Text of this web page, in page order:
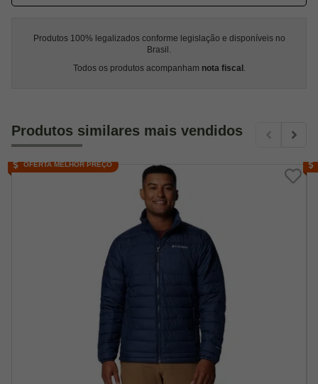
Produtos 100% legalizados conforme legislação e disponíveis no
Brasil.
Todos os produtos acompanham nota fiscal .
Produtos similares mais vendidos
OFERTA MELHOR PREÇO